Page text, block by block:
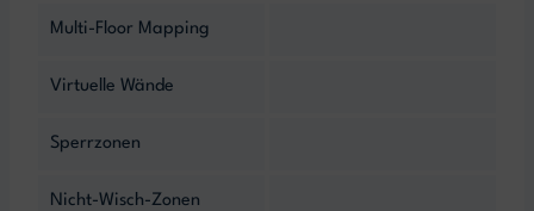
Multi-Floor Mapping
Virtuelle Wände
Sperrzonen
Nicht-Wisch-Zonen